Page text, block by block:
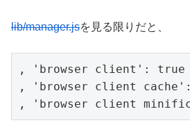
lib/manager.jsを見る限りだと、
, 'browser client': true
, 'browser client
, 'browser client